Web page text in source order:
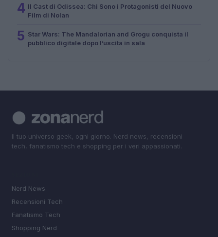
4 Il Cast di Odissea: Chi Sono i Protagonisti del Nuovo
Film di Nolan
5 Star Wars: The Mandalorian and Grogu conquista il
pubblico digitale dopo l’uscita in sala
Il tuo universo geek, ogni giorno. Nerd news, recensioni
tech, fanatismo tech e shopping per i veri appassionati.
Nerd News
Recensioni Tech
Fanatismo Tech
Shopping Nerd